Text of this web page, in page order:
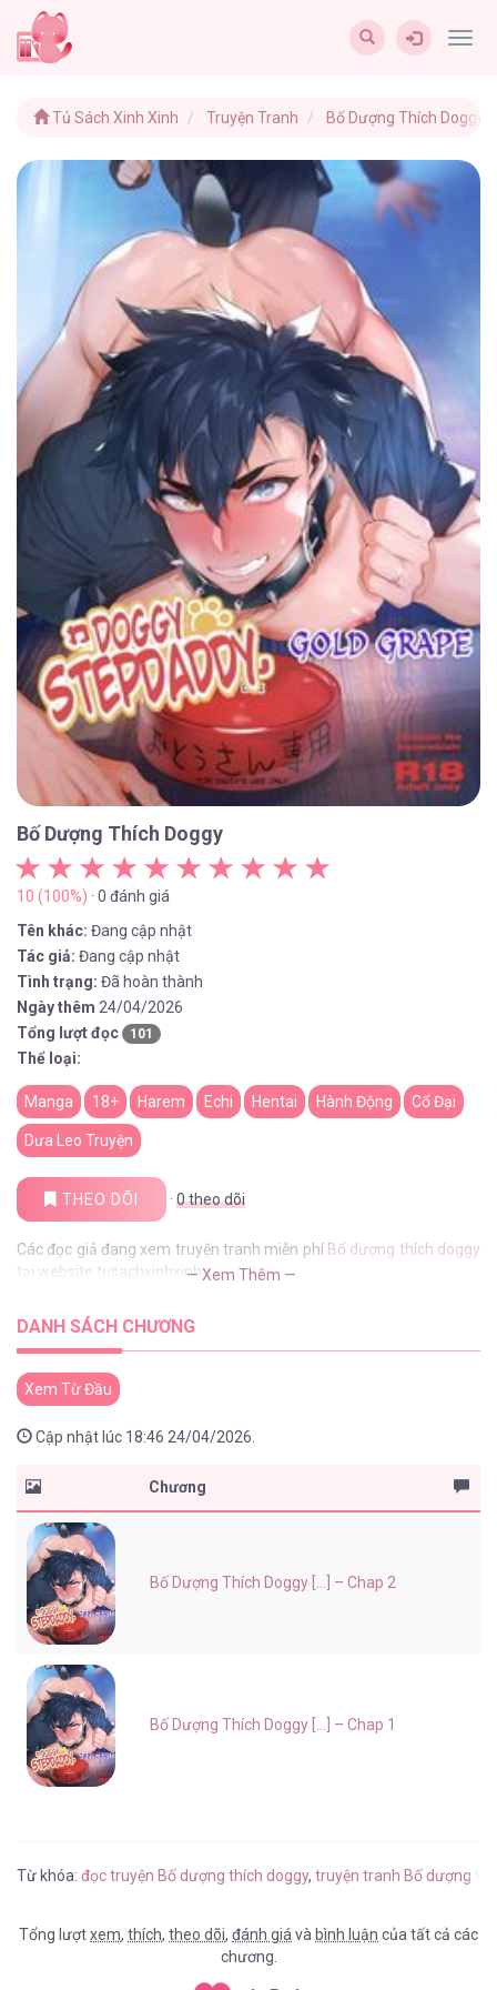
Tủ Sách Xinh Xinh Truyện Tranh Bố Dượng Thích Doggy
Bố Dượng Thích Doggy
10 (100%) · 0 đánh giá
Tên khác: Đang cập nhật
Tác giả: Đang cập nhật
Tình trạng: Đã hoàn thành
Ngày thêm 24/04/2026
Tổng lượt đọc
101
Thể loại:
Manga 18+ Harem Echi Hentai Hành Động Cổ Đại
Dưa Leo Truyện
THEO DÕI · 0theo dõi
Các đọc giả đang xem truyện tranh miễn phí Bố dượng thích doggy
tại website tusachxinhxinh— Xem Thêm —
DANH SÁCH CHƯƠNG
Xem Từ Đầu
Cập nhật lúc 18:46 24/04/2026.
Chương
Bố Dượng Thích Doggy [...] – Chap 2
Bố Dượng Thích Doggy [...] – Chap 1
Từ khóa: đọc truyện Bố dượng thích doggy, truyện tranh Bố dượng
Tổng lượtxem, thích, theo dõi, đánh giá và bình luận của tất cả các
chương.